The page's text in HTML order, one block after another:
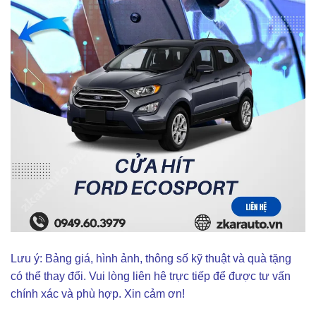
Lưu ý: Bảng giá, hình ảnh, thông số kỹ thuật và quà tặng
có thể thay đổi. Vui lòng liên hê trực tiếp để được tư vấn
chính xác và phù hợp. Xin cảm ơn!